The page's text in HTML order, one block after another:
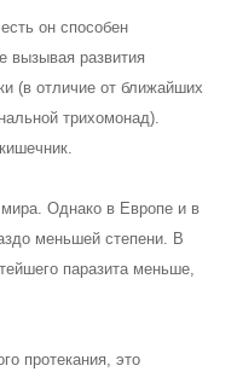
он способен
вызывая развития
(в отличие от ближайших
трихомонад).
мира. Однако в Европе и в
меньшей степени. В
паразита меньше,
протекания, это